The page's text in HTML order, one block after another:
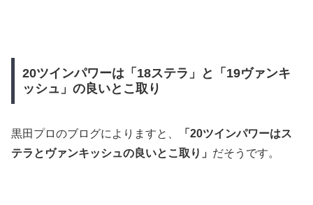
20ツインパワーは「18ステラ」と「19ヴァンキ
ッシュ」の良いとこ取り
黒田プロのブログによりますと、
「20ツインパワーはス
テラとヴァンキッシュの良いとこ取り」 だそうです。